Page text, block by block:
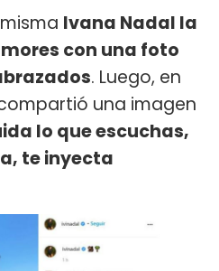
Ivana Nadal la
con una foto
. Luego, en
una imagen
lo que escuchas,
te inyecta